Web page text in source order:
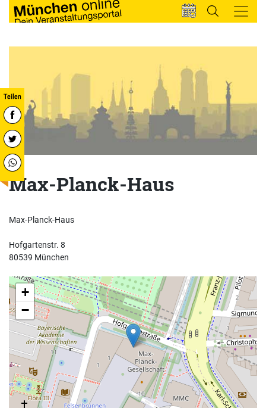
Max-Planck-Haus
Max-Planck-Haus
Hofgartenstr. 8
80539 München
+
−